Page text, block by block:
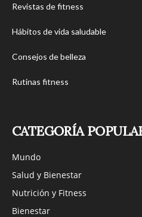
Revistas de fitness
Hábitos de vida saludable
Consejos de belleza
Rutinas fitness
CATEGORÍA
Mundo
Salud y Bienestar
Nutrición y Fitness
Bienestar